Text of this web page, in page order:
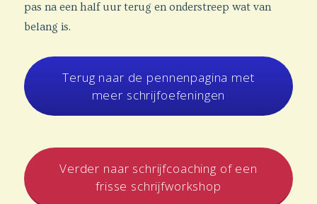
pas na een half uur terug en onderstreep wat van
belang is.
Terug naar de pennenpagina met
meer schrijfoefeningen
Verder naar schrijfcoaching of een
frisse schrijfworkshop